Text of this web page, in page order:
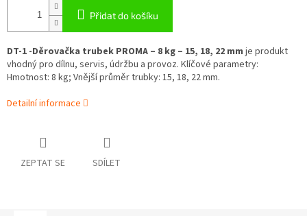
Přidat do košíku
DT-1 -Děrovačka trubek PROMA – 8 kg – 15, 18, 22 mm je produkt
vhodný pro dílnu, servis, údržbu a provoz. Klíčové parametry:
Hmotnost: 8 kg; Vnější průměr trubky: 15, 18, 22 mm.
Detailní informace
ZEPTAT SE SDÍLET